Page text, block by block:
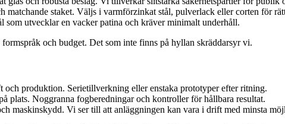
matchande staket. Väljs i varmförzinkat stål, pulverlack eller corten för
som utvecklar en vacker patina och kräver minimalt underhåll.
och budget. Det som inte finns på hyllan skräddarsyr vi.
produktion. Serietillverkning eller enstaka prototyper efter ritning.
plats. Noggranna fogberedningar och kontroller för hållbara resultat.
maskinskydd. Vi ser till att anläggningen kan vara i drift med minsta